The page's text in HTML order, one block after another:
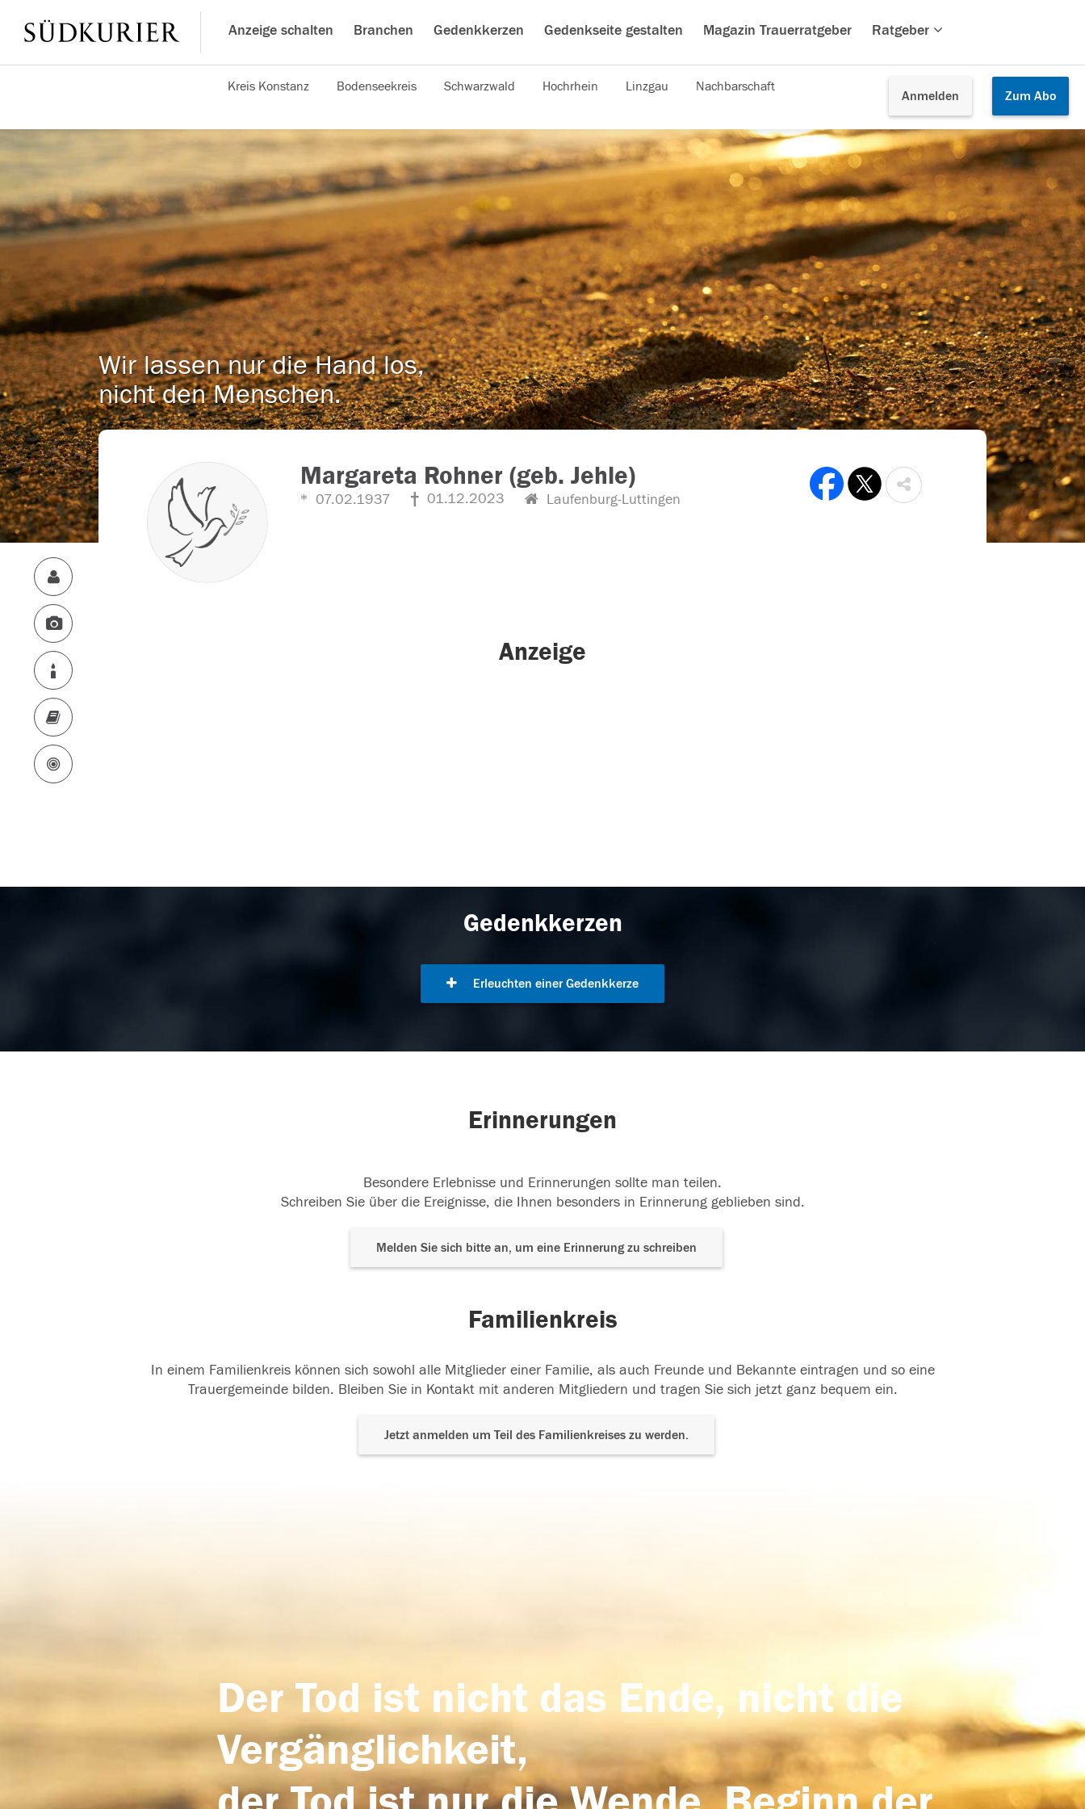
Anzeige schalten Branchen Gedenkkerzen Gedenkseite gestalten Magazin Trauerratgeber Ratgeber
Anmelden Zum Abo
Kreis Konstanz Bodenseekreis Schwarzwald Hochrhein Linzgau Nachbarschaft
Wir lassen nur die Hand los,
nicht den Menschen.
Margareta Rohner (geb. Jehle)
07.02.1937 01.12.2023 Laufenburg-Luttingen
Anzeige
Gedenkkerzen
Erleuchten einer Gedenkkerze
Erinnerungen
Besondere Erlebnisse und Erinnerungen sollte man teilen.
Schreiben Sie über die Ereignisse, die Ihnen besonders in Erinnerung geblieben sind.
Melden Sie sich bitte an, um eine Erinnerung zu schreiben
Familienkreis
In einem Familienkreis können sich sowohl alle Mitglieder einer Familie, als auch Freunde und Bekannte eintragen und so eine
Trauergemeinde bilden. Bleiben Sie in Kontakt mit anderen Mitgliedern und tragen Sie sich jetzt ganz bequem ein.
Jetzt anmelden um Teil des Familienkreises zu werden.
Der Tod ist nicht das Ende, nicht die
Vergänglichkeit,